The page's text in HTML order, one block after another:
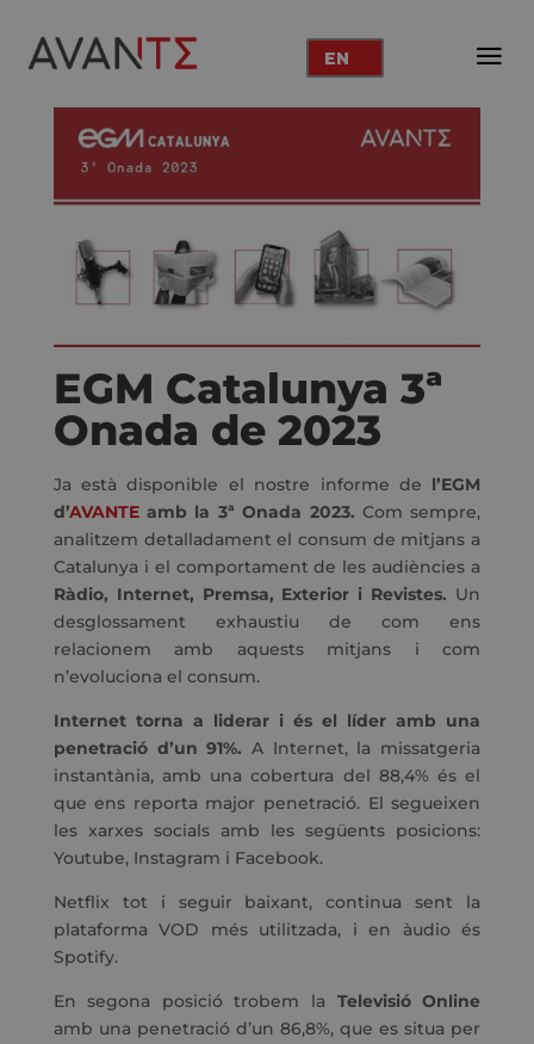
EN
EGM Catalunya 3ª
Onada de 2023
Ja està disponible el nostre informe de l’EGM
d’AVANTEamb la 3ª Onada 2023. Com sempre,
analitzem detalladament el consum de mitjans a
Catalunya i el comportament de les audiències a
Ràdio, Internet, Premsa, Exterior i Revistes. Un
desglossament exhaustiu de com ens
relacionem amb aquests mitjans i com
n’evoluciona el consum.
Internet torna a liderar i és el líder amb una
penetració d’un 91%. A Internet, la missatgeria
instantània, amb una cobertura del 88,4% és el
que ens reporta major penetració. El segueixen
les xarxes socials amb les següents posicions:
Youtube, Instagram i Facebook.
Netflix tot i seguir baixant, continua sent la
plataforma VOD més utilitzada, i en àudio és
Spotify.
En segona posició trobem la Televisió Online
amb una penetració d’un 86,8%, que es situa per